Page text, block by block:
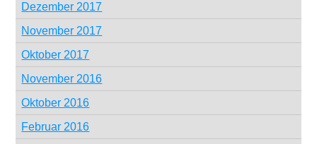
Dezember 2017
November 2017
Oktober 2017
November 2016
Oktober 2016
Februar 2016